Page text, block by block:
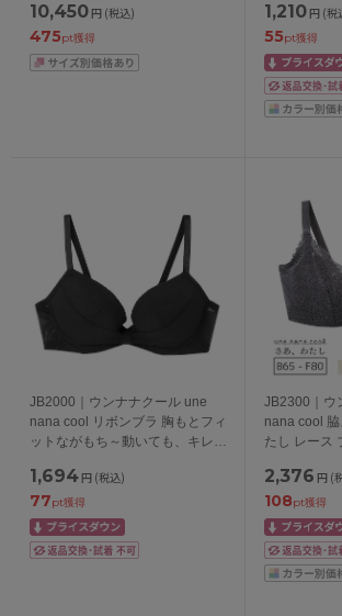
65/70/75/80/85cm
10,450 円 (税込)
475pt獲得
ABCDEFカップ アン
65/70/75cm
1,210 円 (税
55pt獲得
JB2000｜ウンナナクール une
nana cool リボンブラ 胸もとフィ
ットながもち～動いても、キレイ
ABCDEFカップ アンダー
65/70/75cm
1,694 円 (税込)
77pt獲得
JB2300｜ウ
nana cool
たし レース
65/70/75/
2,376 円 (
108pt獲得